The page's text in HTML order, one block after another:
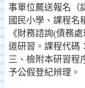
事單位薦送報名（
國民小學、課程名
《財務諮詢(債務
道研習。課程代碼
三、檢附本研習程
予公假登紀辨理。